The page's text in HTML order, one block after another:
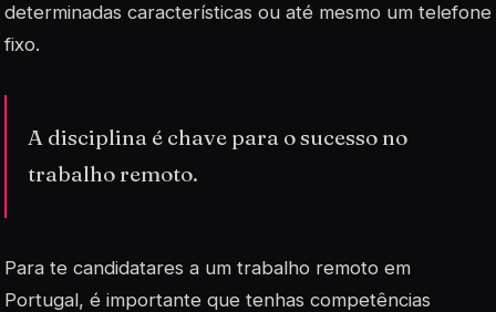
determinadas características ou até mesmo um telefone
fixo.
A disciplina é chave para o sucesso no
trabalho remoto.
Para te candidatares a um trabalho remoto em
Portugal, é importante que tenhas competências